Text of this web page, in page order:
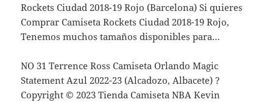
Rockets Ciudad 2018-19 Rojo (Barcelona) Si quieres
Comprar Camiseta Rockets Ciudad 2018-19 Rojo,
Tenemos muchos tamaños disponibles para…
NO 31 Terrence Ross Camiseta Orlando Magic
Statement Azul 2022-23 (Alcadozo, Albacete) ?
Copyright © 2023 Tienda Camiseta NBA Kevin